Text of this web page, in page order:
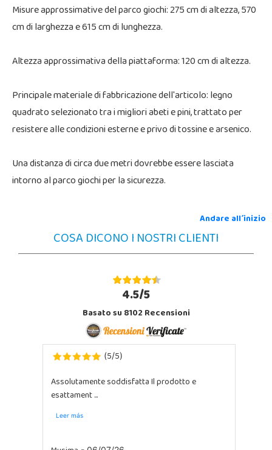
Misure approssimative del parco giochi: 275 cm di altezza, 570
cm di larghezza e 615 cm di lunghezza.
Altezza approssimativa della piattaforma: 120 cm di altezza.
Principale materiale di fabbricazione dell'articolo: legno
quadrato selezionato tra i migliori abeti e pini, trattato per
resistere alle condizioni esterne e privo di tossine e arsenico.
Una distanza di circa due metri dovrebbe essere lasciata
intorno al parco giochi per la sicurezza.
Andare all´inizio
COSA DICONO I NOSTRI CLIENTI
4.5/5
Basato su 8102 Recensioni
(5/5)
Assolutamente soddisfatta Il prodotto e
esattament ...
Leer más